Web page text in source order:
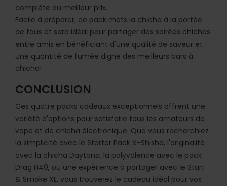
complète au meilleur prix.
Facile à préparer, ce pack mets la chicha à la portée
de tous et sera idéal pour partager des soirées chichas
entre amis en bénéficiant d'une qualité de saveur et
une quantité de fumée digne des meilleurs bars à
chicha!
CONCLUSION
Ces quatre packs cadeaux exceptionnels offrent une
variété d'options pour satisfaire tous les amateurs de
vape et de chicha électronique. Que vous recherchiez
la simplicité avec le Starter Pack X-Shisha, l'originalité
avec la chicha Daytona, la polyvalence avec le pack
Drag H40, ou une expérience à partager avec le Start
& Smoke XL, vous trouverez le cadeau idéal pour vos